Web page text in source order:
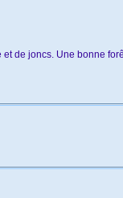
de joncs. Une bonne